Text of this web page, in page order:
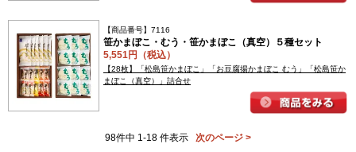
【商品番号】7116
笹かまぼこ・むう・笹かまぼこ（真空）５種セット
5,551円（税込）
【28枚】「松島笹かまぼこ」「お豆腐揚かまぼこ むう」「松島笹か
まぼこ（真空）」詰合せ
98件中 1-18 件表示 次のページ >